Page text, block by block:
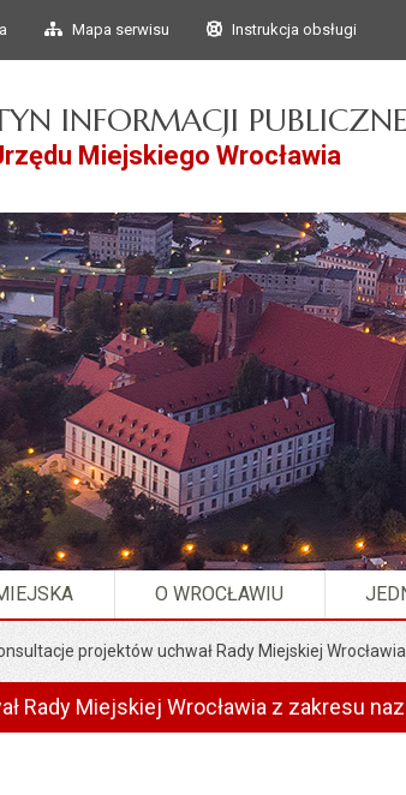
Przejdź do głównego
Przejdź do treści
Mapa serwisu Instrukcja obsługi
INFORMACJI
Miejskiego Wrocławia
O WROCŁAWIU
projektów uchwał Rady Miejskiej
Rady Miejskiej Wrocławia z zakresu